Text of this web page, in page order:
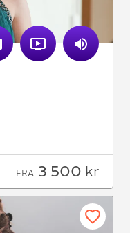
FRA 3 500 kr